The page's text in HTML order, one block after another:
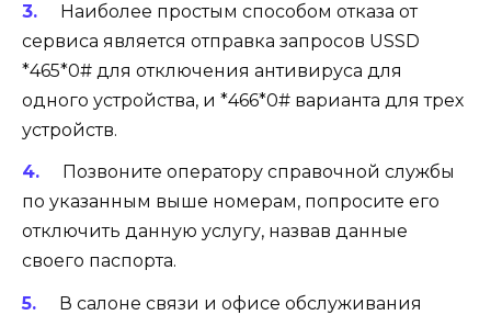
Наиболее простым способом отказа от
сервиса является отправка запросов USSD
*465*0# для отключения антивируса для
одного устройства, и *466*0# варианта для трех
устройств.
Позвоните оператору справочной службы
по указанным выше номерам, попросите его
отключить данную услугу, назвав данные
своего паспорта.
В салоне связи и офисе обслуживания